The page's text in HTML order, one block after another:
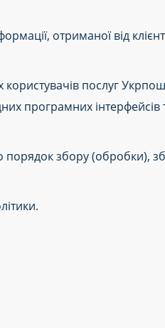
отриманої від
послуг
програмних інтерфейсів
порядок збору (обробки),